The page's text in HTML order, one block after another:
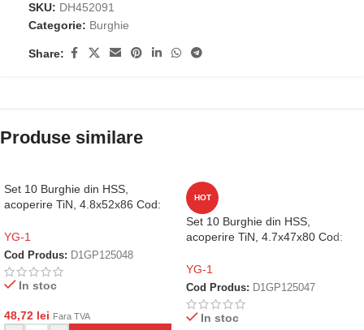
SKU: DH452091
Categorie: Burghie
Share:
Produse similare
Set 10 Burghie din HSS,
acoperire TiN, 4.8x52x86 Cod:
YG-1
Cod Produs: D1GP125048
In stoc
48,72 lei Fara TVA
HOT
Set 10 Burghie din HSS,
acoperire TiN, 4.7x47x80 Cod:
YG-1
Cod Produs: D1GP125047
In stoc